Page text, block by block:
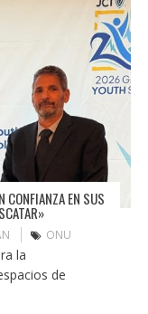
CONFIANZA EN SUS
ONU
la
de